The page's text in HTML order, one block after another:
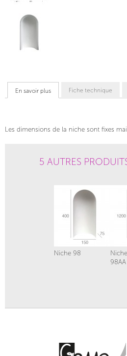
En savoir plus Fiche technique
Les dimensions de la niche sont fixes
5 AUTRES
Niche 98
Niche
98AA